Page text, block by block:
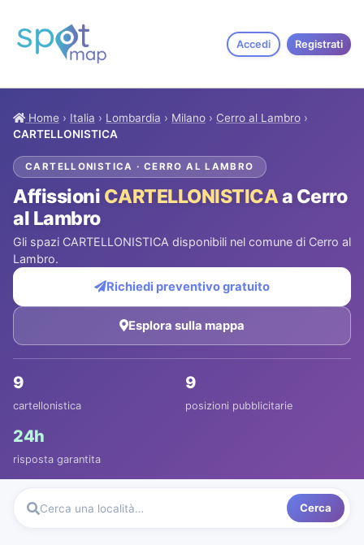
Accedi Registrati
Home › Italia › Lombardia › Milano › Cerro al Lambro ›
CARTELLONISTICA
CARTELLONISTICA · CERRO AL LAMBRO
Affissioni CARTELLONISTICAa Cerro
al Lambro
Gli spazi CARTELLONISTICA disponibili nel comune di Cerro al
Lambro.
Richiedi preventivo gratuito
Esplora sulla mappa
9
cartellonistica
9
posizioni pubblicitarie
24h
risposta garantita
Cerca una località… Cerca